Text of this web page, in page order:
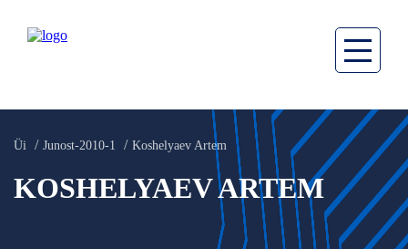
Üi Junost-2010-1 Koshelyaev Artem
KOSHELYAEV ARTEM